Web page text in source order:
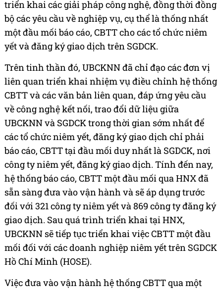
triển khai các giải pháp công nghệ, đồng thời đồng
bộ các yêu cầu về nghiệp vụ, cụ thể là thống nhất
một đầu mối báo cáo, CBTT cho các tổ chức niêm
yết và đăng ký giao dịch trên SGDCK.
Trên tinh thần đó, UBCKNN đã chỉ đạo các đơn vị
liên quan triển khai nhiệm vụ điều chỉnh hệ thống
CBTT và các văn bản liên quan, đáp ứng yêu cầu
về công nghệ kết nối, trao đổi dữ liệu giữa
UBCKNN và SGDCK trong thời gian sớm nhất để
các tổ chức niêm yết, đăng ký giao dịch chỉ phải
báo cáo, CBTT tại đầu mối duy nhất là SGDCK, nơi
công ty niêm yết, đăng ký giao dịch. Tính đến nay,
hệ thống báo cáo, CBTT một đầu mối qua HNX đã
sẵn sàng đưa vào vận hành và sẽ áp dụng trước
đối với 321 công ty niêm yết và 869 công ty đăng ký
giao dịch. Sau quá trình triển khai tại HNX,
UBCKNN sẽ tiếp tục triển khai việc CBTT một đầu
mối đối với các doanh nghiệp niêm yết trên SGDCK
Hồ Chí Minh (HOSE).
Việc đưa vào vận hành hệ thống CBTT qua một